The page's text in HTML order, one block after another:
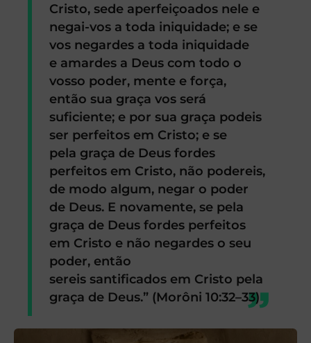
Cristo, sede aperfeiçoados nele e
negai-vos a toda iniquidade; e se
vos negardes a toda iniquidade
e amardes a Deus com todo o
vosso poder, mente e força,
então sua graça vos será
suficiente; e por sua graça podeis
ser perfeitos em Cristo; e se
pela graça de Deus fordes
perfeitos em Cristo, não podereis,
de modo algum, negar o poder
de Deus. E novamente, se pela
graça de Deus fordes perfeitos
em Cristo e não negardes o seu
poder, então
sereis santificados em Cristo pela
graça de Deus.” (Morôni 10:32–33)